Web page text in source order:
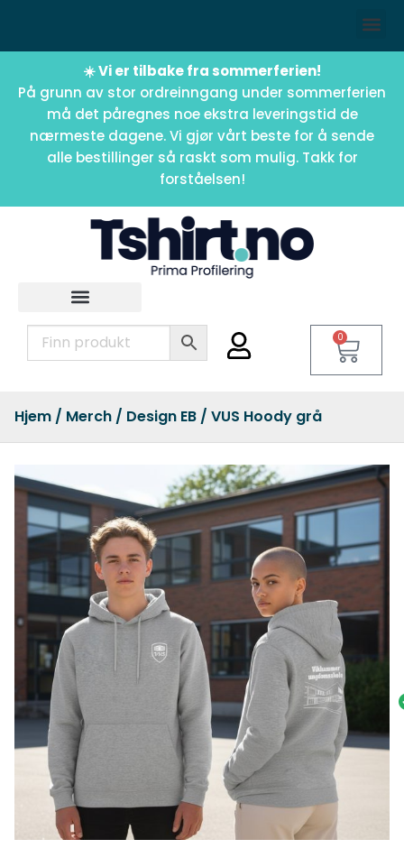
☀️ Vi er tilbake fra sommerferien!
På grunn av stor ordreinngang under sommerferien
må det påregnes noe ekstra leveringstid de
nærmeste dagene. Vi gjør vårt beste for å sende
alle bestillinger så raskt som mulig. Takk for
forståelsen!
0
Hjem / Merch / Design EB / VUS Hoody grå